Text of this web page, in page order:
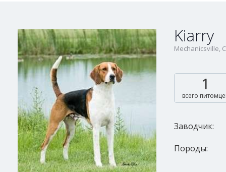
Kiarry
Mechanicsville,
1
всего
Заводчик:
Породы: